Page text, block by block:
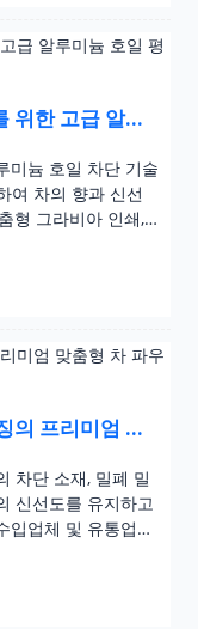
위한 고급 알루
미늄 호일 차단 기술
여 차의 향과 신선
형 그라비아 인쇄,
화하도록 설계되
의 프리미엄 맞
차단 소재, 밀폐 밀
신선도를 유지하고
입업체 및 유통업체